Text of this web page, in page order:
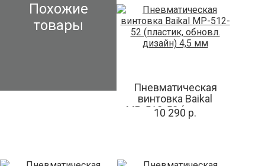
Похожие
товары
Пневматическая
винтовка Baikal
МР-512-52 (пластик,
обновл. дизайн) 4,5
10 290 р.